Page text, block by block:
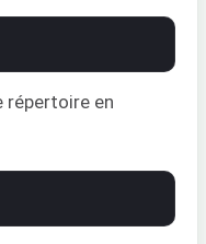
répertoire en